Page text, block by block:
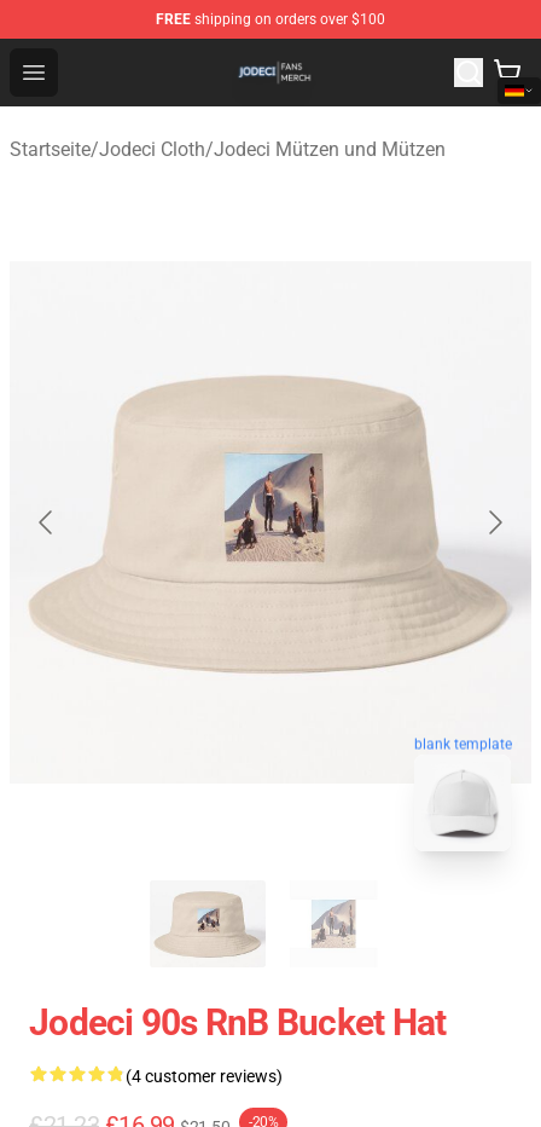
FREE shipping on orders over $100
Open menu
Jodeci Shop - Official Jodeci Merchandise Store
Startseite/Jodeci Cloth/Jodeci Mützen und Mützen
blank template
Jodeci 90s RnB Bucket Hat
(4 customer reviews)
-20%